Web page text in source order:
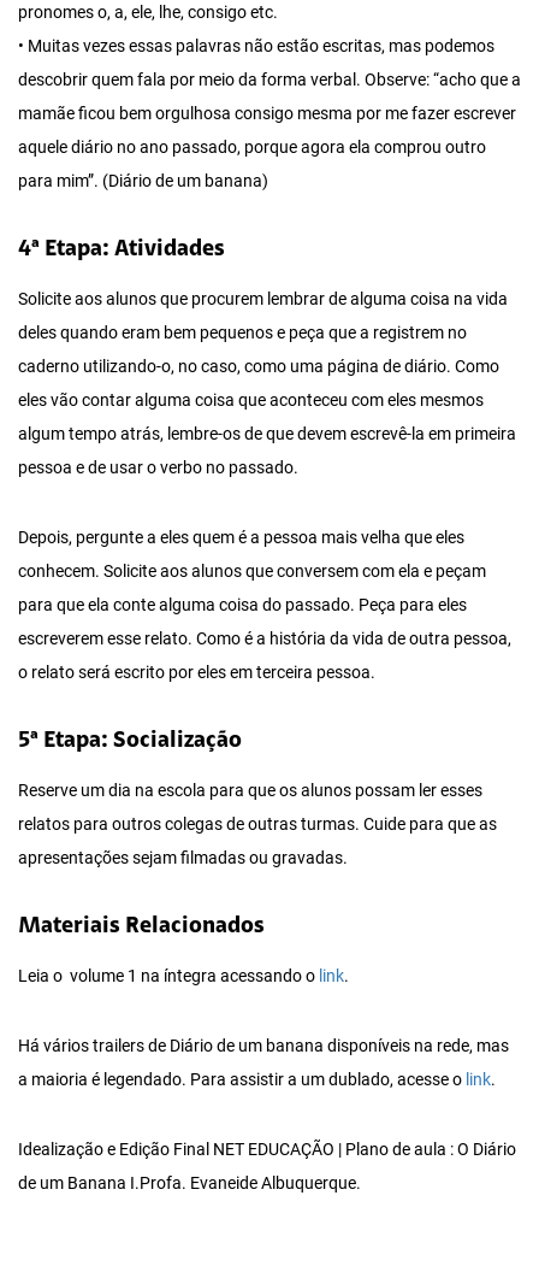
pronomes o, a, ele, lhe, consigo etc.
• Muitas vezes essas palavras não estão escritas, mas podemos
descobrir quem fala por meio da forma verbal. Observe: “acho que a
mamãe ficou bem orgulhosa consigo mesma por me fazer escrever
aquele diário no ano passado, porque agora ela comprou outro
para mim”. (Diário de um banana)
4ª Etapa: Atividades
Solicite aos alunos que procurem lembrar de alguma coisa na vida
deles quando eram bem pequenos e peça que a registrem no
caderno utilizando-o, no caso, como uma página de diário. Como
eles vão contar alguma coisa que aconteceu com eles mesmos
algum tempo atrás, lembre-os de que devem escrevê-la em primeira
pessoa e de usar o verbo no passado.
Depois, pergunte a eles quem é a pessoa mais velha que eles
conhecem. Solicite aos alunos que conversem com ela e peçam
para que ela conte alguma coisa do passado. Peça para eles
escreverem esse relato. Como é a história da vida de outra pessoa,
o relato será escrito por eles em terceira pessoa.
5ª Etapa: Socialização
Reserve um dia na escola para que os alunos possam ler esses
relatos para outros colegas de outras turmas. Cuide para que as
apresentações sejam filmadas ou gravadas.
Materiais Relacionados
Leia o volume 1 na íntegra acessando o link.
Há vários trailers de Diário de um banana disponíveis na rede, mas
a maioria é legendado. Para assistir a um dublado, acesse o link.
Idealização e Edição Final NET EDUCAÇÃO | Plano de aula : O Diário
de um Banana I.Profa. Evaneide Albuquerque.